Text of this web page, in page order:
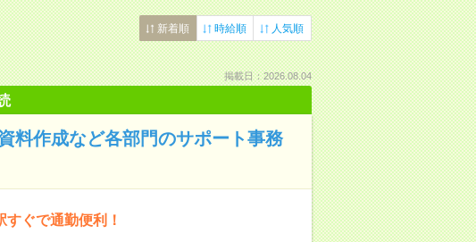
新着順 時給順 人気順
掲載日：2026.08.04
料作成など各部門のサポート事務
ぐで通勤便利！